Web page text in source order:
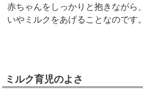
赤ちゃんをしっかりと抱きながら
いやミルクをあげることなのです。
ミルク育児のよさ